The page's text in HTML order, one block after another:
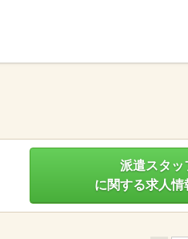
派遣スタッ
に関する求人情